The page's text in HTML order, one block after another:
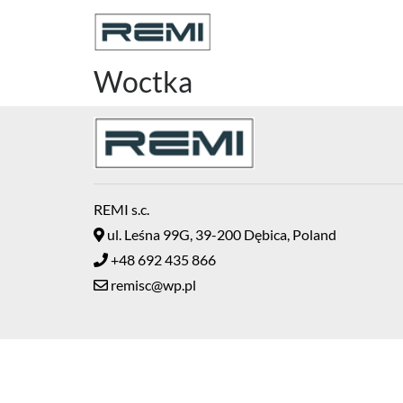
Woctka
REMI s.c.
ul. Leśna 99G, 39-200 Dębica, Poland
+48 692 435 866
remisc@wp.pl